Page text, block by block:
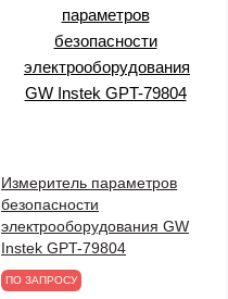
Измеритель параметров
безопасности
электрооборудования GW
Instek GPT-79804
ПО ЗАПРОСУ